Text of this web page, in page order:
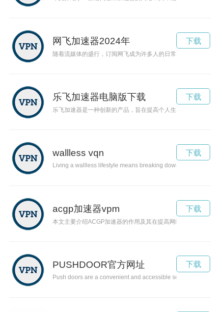
网飞加速器2024年
随着流媒体的盛行，订阅网飞成为许多人的日常娱乐选择。然
下载
乐飞加速器电脑版下载
乐飞加速器是一种创新的产品，旨在提高个人生活的效率，增
下载
wallless vqn
Living a wallless lifestyle means breaking down barriers and
下载
acgp加速器vpm
本文主要介绍ACGP加速器的作用及其在提高网络连接速度方
下载
PUSHDOOR官方网址
Push doors are a convenient and accessible solution for
下载